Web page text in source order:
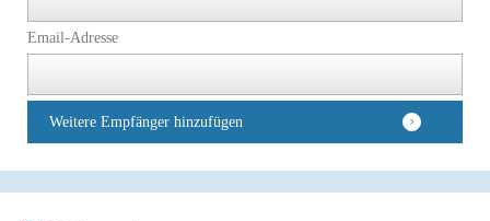
Email-Adresse
Weitere Empfänger hinzufügen